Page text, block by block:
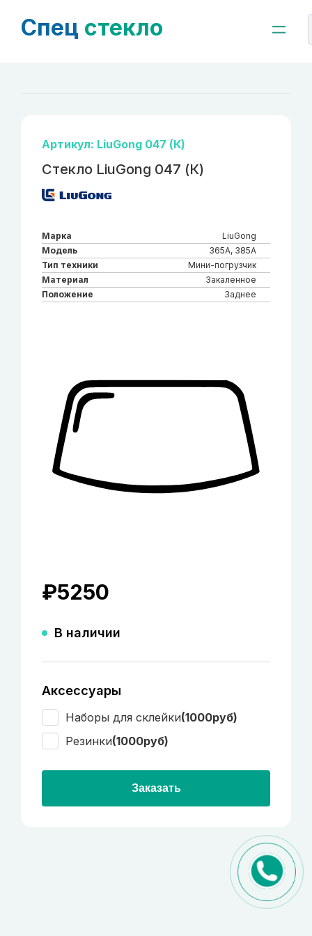
Спец стекло
Артикул: LiuGong 047 (К)
Стекло LiuGong 047 (К)
Марка
LiuGong
Модель
365A, 385A
Тип техники
Мини-погрузчик
Материал
Закаленное
Положение
Заднее
₽5250
В наличии
Аксессуары
Наборы для склейки(1000руб)
Резинки(1000руб)
Заказать